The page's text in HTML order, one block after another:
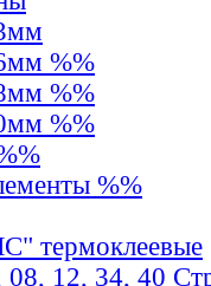
%%
%%
%%
%%
термоклеевые
08, 12, 34, 40